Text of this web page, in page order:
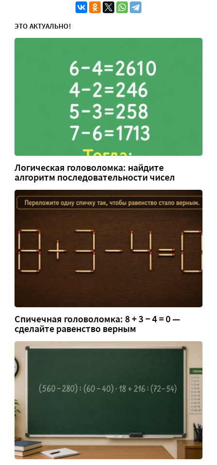
ЭТО АКТУАЛЬНО!
Логическая головоломка: найдите
алгоритм последовательности чисел
Спичечная головоломка: 8 + 3 − 4 = 0 —
сделайте равенство верным